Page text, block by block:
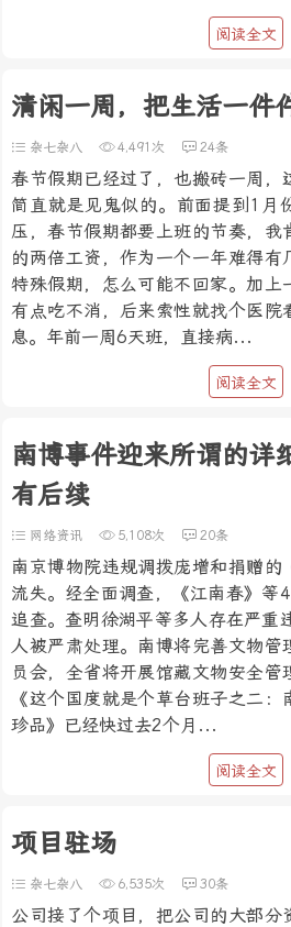
阅读全文
清闲一周，把生活一件
杂七杂八 4,491次 24条
春节假期已经过了，也搬砖一周，
简直就是见鬼似的。前面提到1月
压，春节假期都要上班的节奏，我
的两倍工资，作为一个一年难得有
特殊假期，怎么可能不回家。加上
有点吃不消，后来索性就找个医院
息。年前一周6天班，直接病...
阅读全文
南博事件迎来所谓的详
有后续
网络资讯 5,108次 20条
南京博物院违规调拨庞增和捐赠的
流失。经全面调查，《江南春》等
追查。查明徐湖平等多人存在严重
人被严肃处理。南博将完善文物管
员会，全省将开展馆藏文物安全
《这个国度就是个草台班子之二
珍品》已经快过去2个月...
阅读全文
项目驻场
杂七杂八 6,535次 30条
公司接了个项目，把公司的大部分